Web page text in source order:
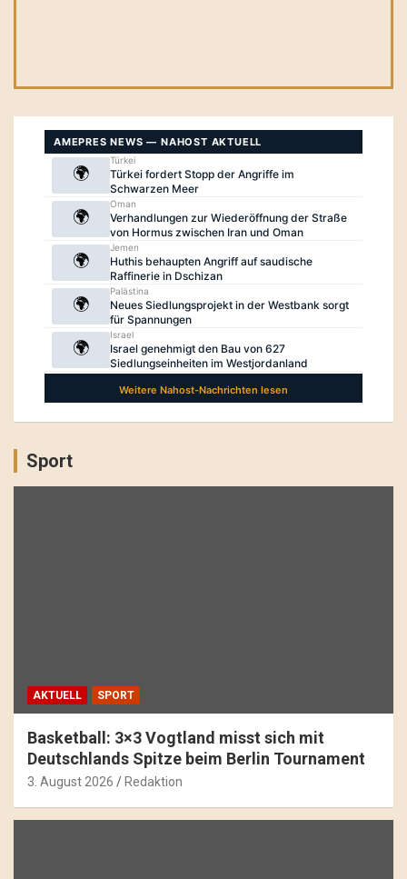
Sport
AKTUELL SPORT
Basketball: 3×3 Vogtland misst sich mit
Deutschlands Spitze beim Berlin Tournament
3. August 2026 Redaktion